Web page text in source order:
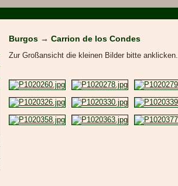
Burgos → Carrion de los Condes
Zur Großansicht die kleinen Bilder bitte anklicken.